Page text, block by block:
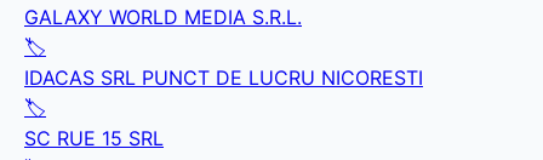
GALAXY WORLD MEDIA S.R.L.
🏷️
IDACAS SRL PUNCT DE LUCRU NICORESTI
🏷️
SC RUE 15 SRL